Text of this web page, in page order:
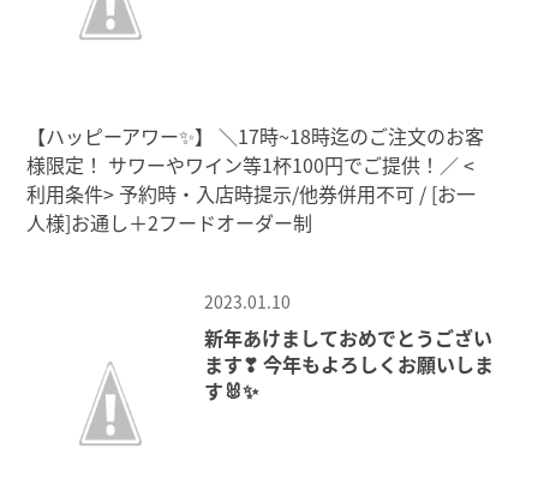
【ハッピーアワー✨】 ＼17時~18時迄のご注文のお客
様限定！ サワーやワイン等1杯100円でご提供！／ <
利用条件> 予約時・入店時提示/他券併用不可 / [お一
人様]お通し＋2フードオーダー制
2023.01.10
新年あけましておめでとうござい
ます❣ 今年もよろしくお願いしま
す🐰✨